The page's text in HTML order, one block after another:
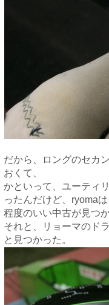
だから、ロングのセカ
おくて、
かといって、ユーティ
ったんだけど、ryoma
程度のいい中古が見つ
それと、リョーマのド
と見つかった。